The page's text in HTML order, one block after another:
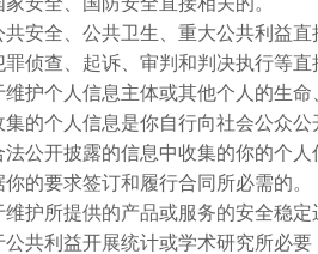
共安全、公共卫生、重大公共利益直
罪侦查、起诉、审判和判决执行等直
维护个人信息主体或其他个人的生
集的个人信息是你自行向社会公众公
法公开披露的信息中收集的你的个
你的要求签订和履行合同所必需的。
维护所提供的产品或服务的安全稳
公共利益开展统计或学术研究所必